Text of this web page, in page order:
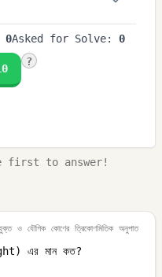
0Asked for Solve: 0
?
first to answer!
ও যৌগিক কোণের ত্রিকোণমিতিক অনুপাত
এর মান কত?